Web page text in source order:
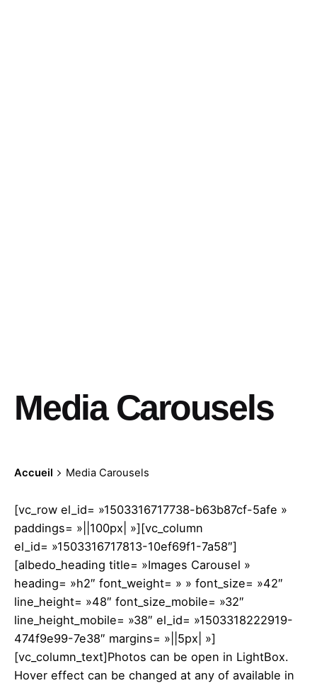
Media Carousels
Accueil Media Carousels
[vc_row el_id= »1503316717738-b63b87cf-5afe »
paddings= »||100px| »][vc_column
el_id= »1503316717813-10ef69f1-7a58″]
[albedo_heading title= »Images Carousel »
heading= »h2″ font_weight= » » font_size= »42″
line_height= »48″ font_size_mobile= »32″
line_height_mobile= »38″ el_id= »1503318222919-
474f9e99-7e38″ margins= »||5px| »]
[vc_column_text]Photos can be open in LightBox.
Hover effect can be changed at any of available in